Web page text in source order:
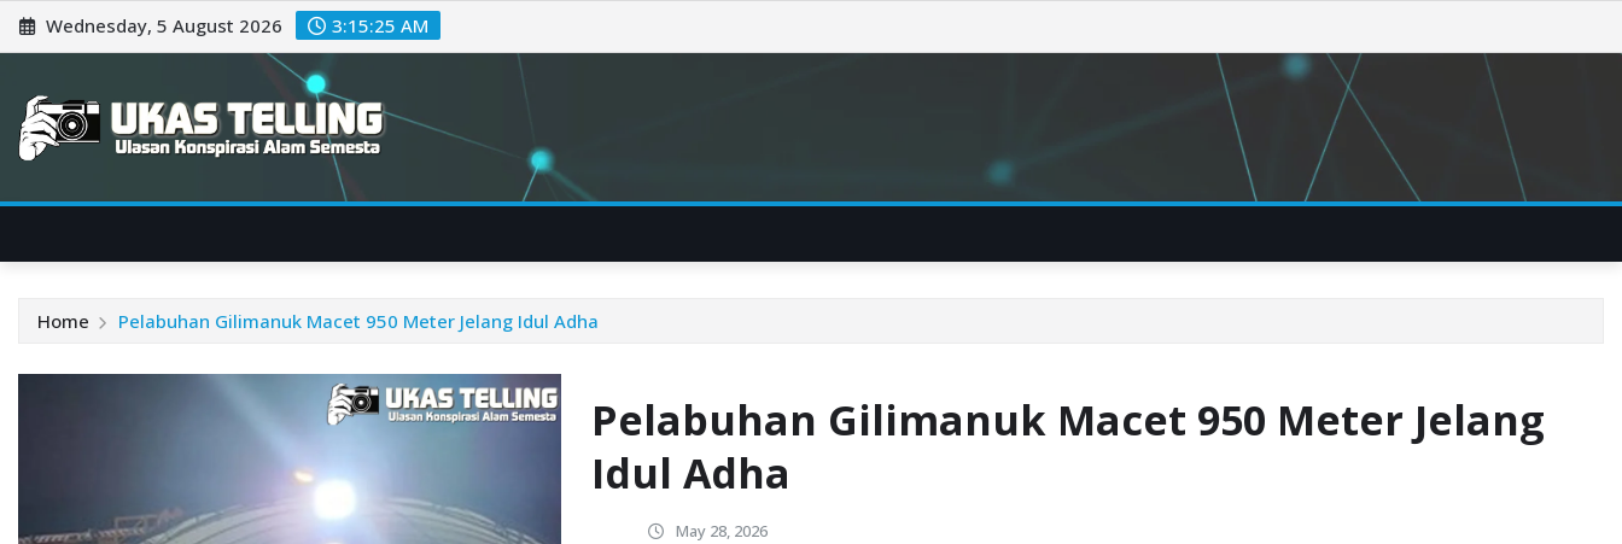
Skip
to
Wednesday, 5 August 2026 3:15:26 AM
Home Pelabuhan Gilimanuk Macet 950 Meter Jelang Idul Adha
Pelabuhan Gilimanuk Macet 950 Meter Jelang
Idul Adha
May 28, 2026